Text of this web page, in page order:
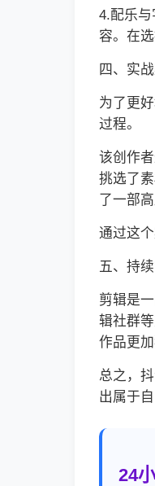
4.配乐
容。在
四、实
为了更
过程。
该创作
挑选了
了一部
通过这
五、持
剪辑是
辑社群
作品更加
总之，
出属于
24